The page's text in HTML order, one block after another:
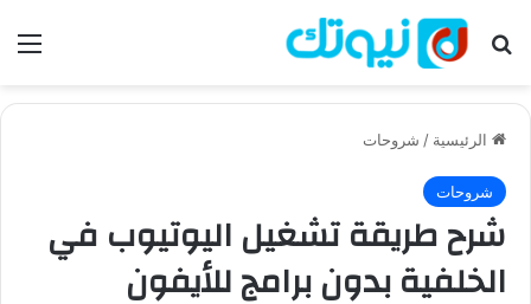
بحث عن
الرئيسية / شروحات
شروحات
شرح طريقة تشغيل اليوتيوب في
الخلفية بدون برامج للأيفون